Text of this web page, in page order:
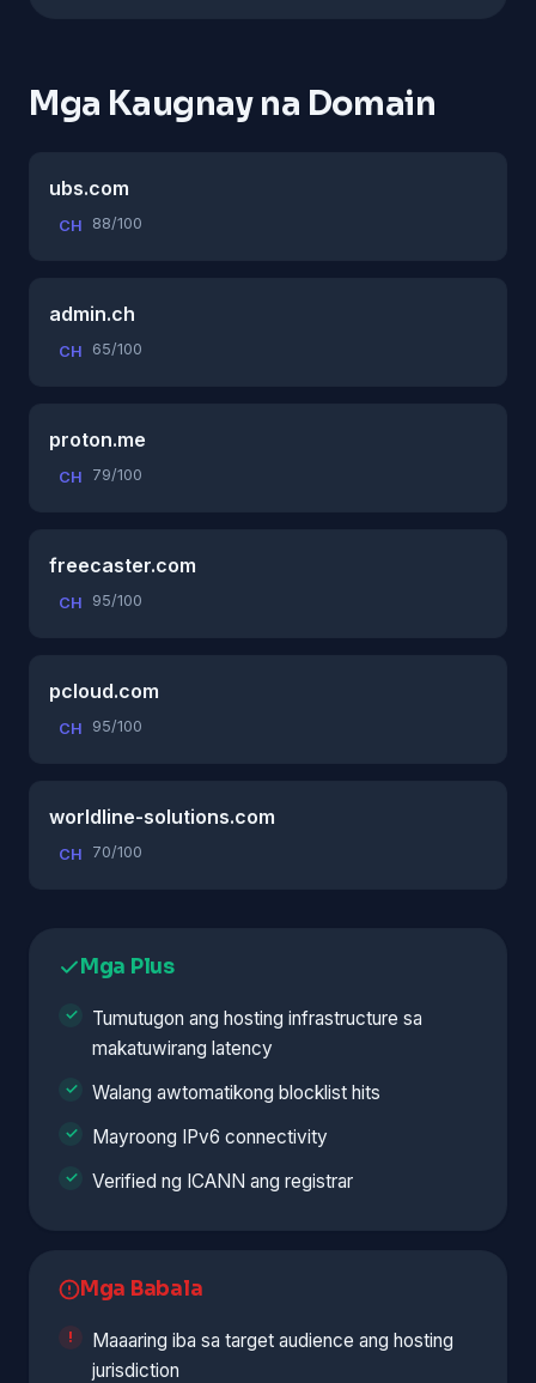
Mga Kaugnay na Domain
ubs.com
CH 88/100
admin.ch
CH 65/100
proton.me
CH 79/100
freecaster.com
CH 95/100
pcloud.com
CH 95/100
worldline-solutions.com
CH 70/100
Mga Plus
Tumutugon ang hosting infrastructure sa
makatuwirang latency
Walang awtomatikong blocklist hits
Mayroong IPv6 connectivity
Verified ng ICANN ang registrar
Mga Babala
Maaaring iba sa target audience ang hosting
jurisdiction